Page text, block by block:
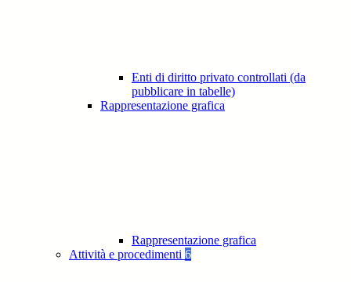
Enti di diritto privato controllati (da
pubblicare in tabelle)
Rappresentazione grafica
Rappresentazione grafica
Attività e procedimenti 6